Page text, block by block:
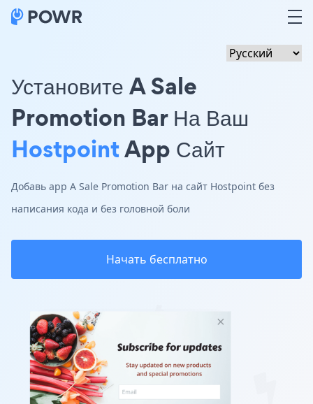
Установите A Sale
Promotion Bar На Ваш
HostpointApp Сайт
Добавь app A Sale Promotion Bar на сайт Hostpoint без
написания кода и без головной боли
Начать бесплатно